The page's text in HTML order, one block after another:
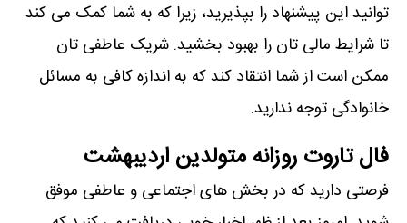
توانید این پیشنهاد را بپذیرید، زیرا که به شما کمک می کند
تا شرایط مالی تان را بهبود بخشید. شریک عاطفی تان
ممکن است از شما انتقاد کند که به اندازه کافی به مسائل
خانوادگی توجه ندارید.
فال تاروت روزانه متولدین اردیبهشت
فرصتی دارید که در بخش های اجتماعی و عاطفی موفق